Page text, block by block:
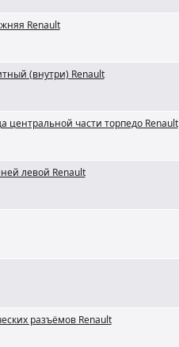
Renault
(внутри) Renault
центральной части торпедо Renault
левой Renault
разъёмов Renault